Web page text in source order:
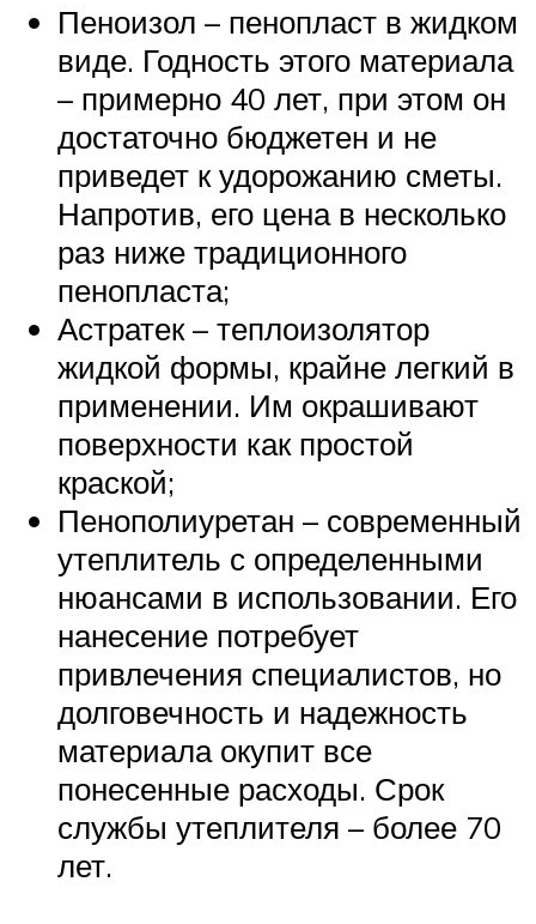
Пеноизол – пенопласт в жидком
виде. Годность этого материала
– примерно 40 лет, при этом он
достаточно бюджетен и не
приведет к удорожанию сметы.
Напротив, его цена в несколько
раз ниже традиционного
пенопласта;
Астратек – теплоизолятор
жидкой формы, крайне легкий в
применении. Им окрашивают
поверхности как простой
краской;
Пенополиуретан – современный
утеплитель с определенными
нюансами в использовании. Его
нанесение потребует
привлечения специалистов, но
долговечность и надежность
материала окупит все
понесенные расходы. Срок
службы утеплителя – более 70
лет.